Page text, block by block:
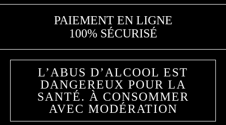
PAIEMENT EN LIGNE
100% SÉCURISÉ
L’ABUS D’ALCOOL EST
DANGEREUX POUR LA
SANTÉ. À CONSOMMER
AVEC MODÉRATION